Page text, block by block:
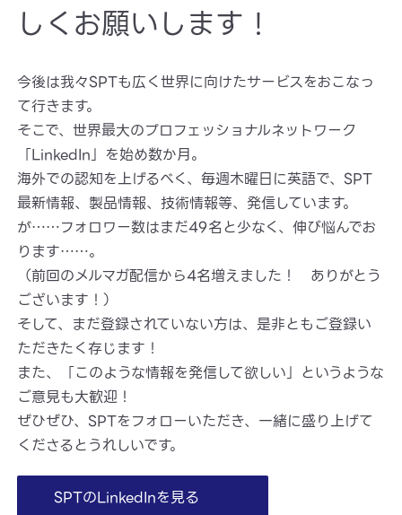
しくお願いします！
今後は我々SPTも広く世界に向けたサービスをおこなっ
て行きます。
そこで、世界最大のプロフェッショナルネットワーク
「LinkedIn」を始め数か月。
海外での認知を上げるべく、毎週木曜日に英語で、SPT
最新情報、製品情報、技術情報等、発信しています。
が……フォロワー数はまだ49名と少なく、伸び悩んでお
ります……。
（前回のメルマガ配信から4名増えました！ ありがとう
ございます！）
そして、まだ登録されていない方は、是非ともご登録い
ただきたく存じます！
また、「このような情報を発信して欲しい」というような
ご意見も大歓迎！
ぜひぜひ、SPTをフォローいただき、一緒に盛り上げて
くださるとうれしいです。
SPTのLinkedInを見る